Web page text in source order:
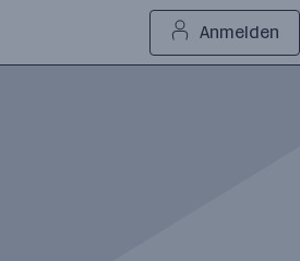
Anmelden